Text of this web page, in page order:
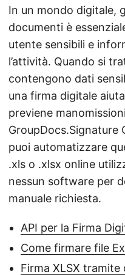
In un mondo digitale,
documenti è
utente sensibili e
l’attività. Quando si
contengono dati
una firma digitale
previene
GroupDocs.Signature
puoi automatizzare
.xls o .xlsx online
nessun software per
manuale richiesta.
API per la Firma
Come firmare file
Firma XLSX tramite